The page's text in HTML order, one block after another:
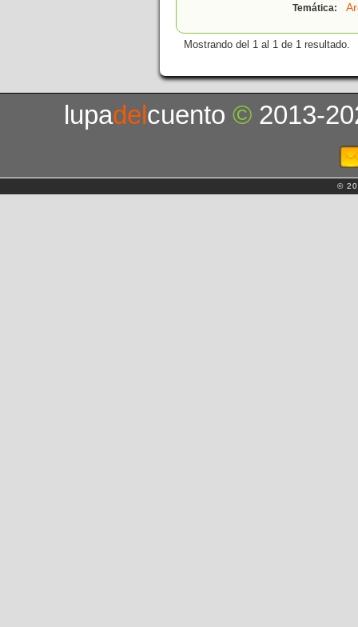
Temática:
Mostrando del 1 al 1 de 1 resultado.
lupadelcuento© 2013-
©